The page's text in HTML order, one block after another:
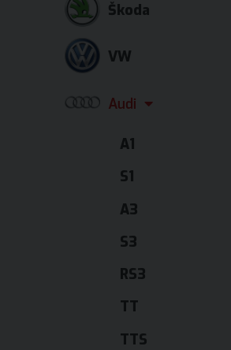
Škoda
VW
Audi
A1
S1
A3
S3
RS3
TT
TTS